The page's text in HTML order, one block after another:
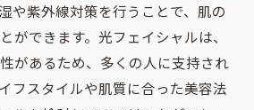
や紫外線対策を行うことで、肌の
ができます。光フェイシャルは、
があるため、多くの人に支持され
フスタイルや肌質に合った美容法